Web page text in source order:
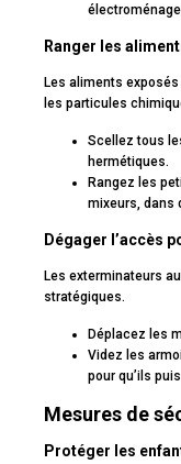
Ranger les
Les aliments
les particules
Scellez tous
hermétiques.
Rangez les
mixeurs, dans
Dégager l’accès
Les exterminateurs
stratégiques.
Déplacez les
Videz les
pour qu’ils
Mesures de
Protéger les